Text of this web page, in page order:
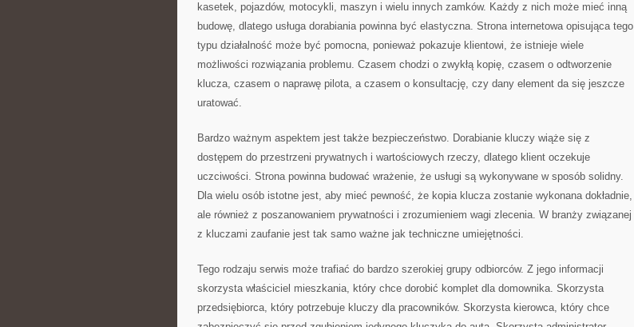
kasetek, pojazdów, motocykli, maszyn i wielu innych zamków. Każdy z nich może mieć inną
budowę, dlatego usługa dorabiania powinna być elastyczna. Strona internetowa opisująca tego
typu działalność może być pomocna, ponieważ pokazuje klientowi, że istnieje wiele
możliwości rozwiązania problemu. Czasem chodzi o zwykłą kopię, czasem o odtworzenie
klucza, czasem o naprawę pilota, a czasem o konsultację, czy dany element da się jeszcze
uratować.
Bardzo ważnym aspektem jest także bezpieczeństwo. Dorabianie kluczy wiąże się z
dostępem do przestrzeni prywatnych i wartościowych rzeczy, dlatego klient oczekuje
uczciwości. Strona powinna budować wrażenie, że usługi są wykonywane w sposób solidny.
Dla wielu osób istotne jest, aby mieć pewność, że kopia klucza zostanie wykonana dokładnie,
ale również z poszanowaniem prywatności i zrozumieniem wagi zlecenia. W branży związanej
z kluczami zaufanie jest tak samo ważne jak techniczne umiejętności.
Tego rodzaju serwis może trafiać do bardzo szerokiej grupy odbiorców. Z jego informacji
skorzysta właściciel mieszkania, który chce dorobić komplet dla domownika. Skorzysta
przedsiębiorca, który potrzebuje kluczy dla pracowników. Skorzysta kierowca, który chce